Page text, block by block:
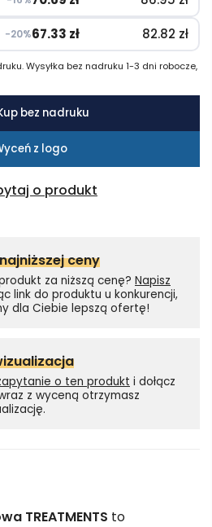
o produkt
−20%67.33 zł 82.82 zł
Wysyłka bez nadruku 1-3 dni robocze,
bez nadruku
z logo
ceny
za niższą cenę? Napisz
link do produktu u konkurencji,
dla Ciebie lepszą ofertę!
o ten produkt i dołącz
z wyceną otrzymasz
TREATMENTS to